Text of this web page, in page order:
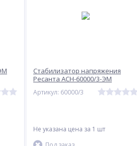
Стабилизатор напряжения
Ресанта АСН-60000/3-ЭМ
Артикул: 60000/3
Не указана цена за 1 шт